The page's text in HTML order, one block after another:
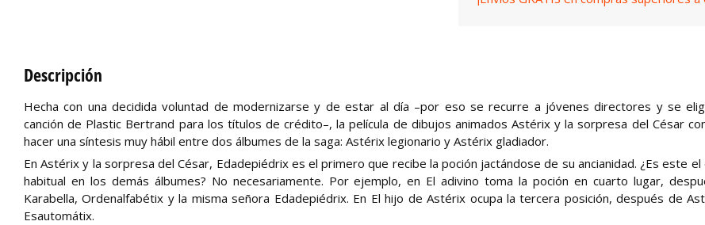
Descripción
Hecha con una decidida voluntad de modernizarse y de estar al día –por eso se recurre a jóvenes directores y se
canción de Plastic Bertrand para los títulos de crédito–, la película de dibujos animados Astérix y la sorpresa del César
hacer una síntesis muy hábil entre dos álbumes de la saga: Astérix legionario y Astérix gladiador.
En Astérix y la sorpresa del César, Edadepiédrix es el primero que recibe la poción jactándose de su ancianidad. ¿Es este el
habitual en los demás álbumes? No necesariamente. Por ejemplo, en El adivino toma la poción en cuarto lugar,
Karabella, Ordenalfabétix y la misma señora Edadepiédrix. En El hijo de Astérix ocupa la tercera posición, después de
Esautomátix.